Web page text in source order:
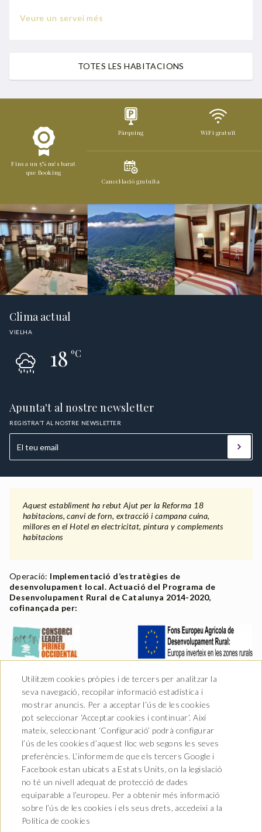
Veure un servei més
Escriptori
TOTES LES HABITACIONS
Fins a un 5% més barat
que Booking
Pàrquing WiFi gratuït
Cancel·lació gratuïta
Clima actual
VIELHA
18ºC
Apunta't al nostre newsletter
REGISTRA'T AL NOSTRE NEWSLETTER
Aquest establiment ha rebut Ajut per la Reforma 18
habitacions, canvi de forn, extracció i campana cuina,
millores en el Hotel en electricitat, pintura y complements
habitacions
Operació: Implementació d’estratègies de
desenvolupament local. Actuació del Programa de
Desenvolupament Rural de Catalunya 2014-2020,
cofinançada per:
Av. Castiero 7 - 25530 Vielha,
Lleida
T. 973 64 00 00
info@hotelurogallo.com
Utilitzem cookies pròpies i de tercers per analitzar la
seva navegació, recopilar informació estadística i
mostrar anuncis. Per a acceptar l’ús de les cookies
pot seleccionar ‘Acceptar cookies i continuar’. Així
mateix, seleccionant ‘Configuració’ podrà configurar
l’ús de les cookies d’aquest lloc web segons les seves
preferències. L’informem de que els tercers Google i
Facebook estan ubicats a Estats Units, on la legislació
no té un nivell adequat de protecció de dades
equiparable a l’europeu. Per a obtenir més informació
sobre l’ús de les cookies i els seus drets, accedeixi a la
Política de cookies